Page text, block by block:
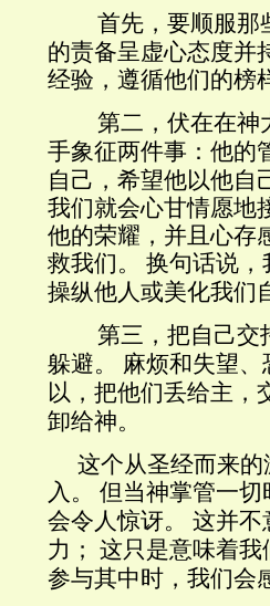
首先，要顺服那
的责备呈虚心态度并
经验，遵循他们的榜
第二， 伏在在神
手象征两件事：他的
自己，希望他以他自
我们就会心甘情愿地
他的荣耀，并且心存
救我们。
换句话说，
操纵他人或美化我们
第三，把自己交
躲避。 麻烦和失望、
以，把他们丢给主，
卸给神。
这个从圣经而来的
入。
但当神掌管一
会令人惊讶。
这并不
力 ； 这只是意味着
参与其中时，我们会